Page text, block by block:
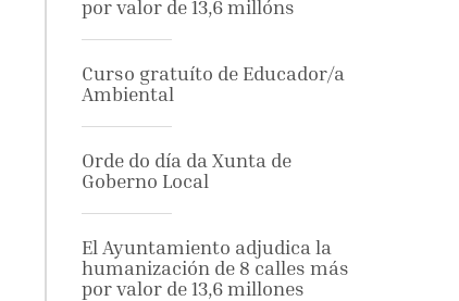
por valor de 13,6 millóns
Curso gratuíto de Educador/a
Ambiental
Orde do día da Xunta de
Goberno Local
El Ayuntamiento adjudica la
humanización de 8 calles más
por valor de 13,6 millones